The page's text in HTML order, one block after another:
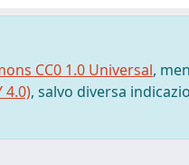
CC0 1.0 Universal,
4.0), salvo diversa